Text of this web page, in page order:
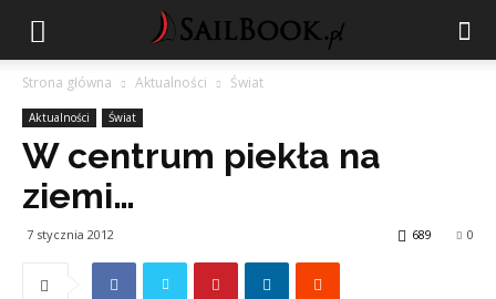
Strona główna Aktualności Świat
Aktualności Świat
W centrum piekła na
ziemi…
7 stycznia 2012 0
689